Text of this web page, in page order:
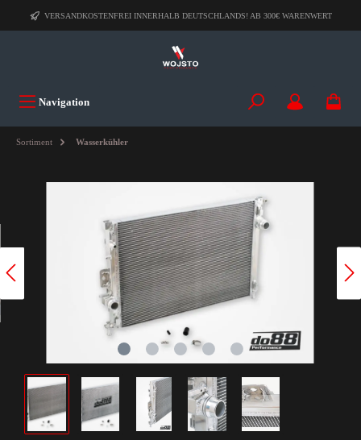
VERSANDKOSTENFREI INNERHALB DEUTSCHLANDS! AB 300€ WARENWERT
Navigation
Sortiment Wasserkühler